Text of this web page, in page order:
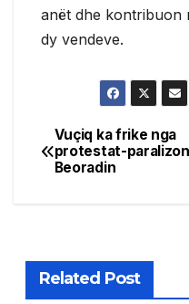
anët dhe kontribuon
dy vendeve.
Post
navigation
Vuçiq ka frike nga
protestat-paralizon
Beoradin
Related Post